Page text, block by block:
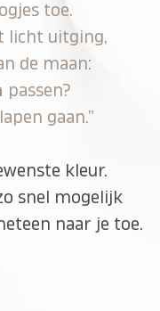
toe.
licht uitging,
de maan:
passen?
gaan.”
kleur.
snel mogelijk
naar je toe.